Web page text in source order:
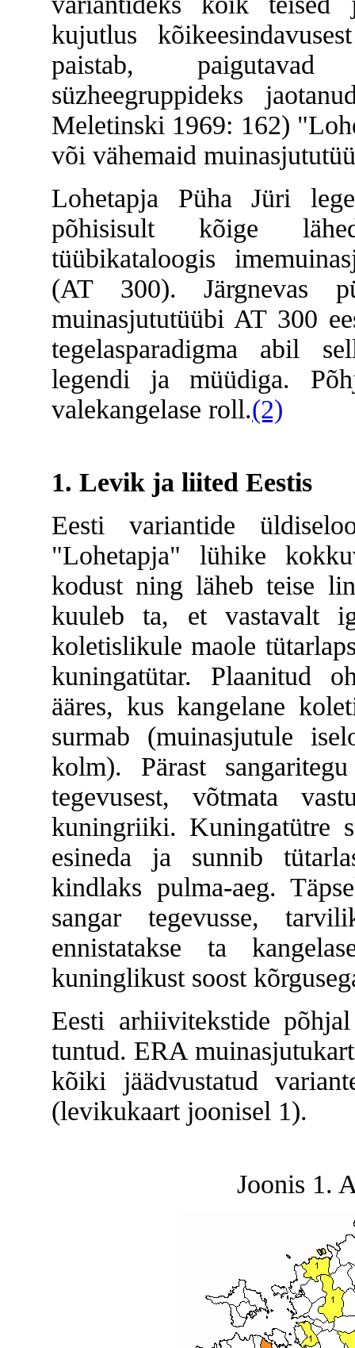
kujutlus
paistab, paigutavad
süzheegruppideks
Meletinski 1969: 162)
või vähemaid
Lohetapja Püha Jüri
põhisisult kõige
tüübikataloogis
(AT 300). Järgnevas
muinasjututüübi AT 300
tegelasparadigma abil
legendi ja müüdiga.
valekangelase roll.(2)
1. Levik ja liited Eestis
Eesti variantide
"Lohetapja" lühike
kodust ning läheb teise
kuuleb ta, et vastavalt
koletislikule maole
kuningatütar. Plaanitud
ääres, kus kangelane
surmab (muinasjutule
kolm). Pärast
tegevusest, võtmata
kuningriiki. Kuningatütre
esineda ja sunnib
kindlaks pulma-aeg.
sangar tegevusse,
ennistatakse ta
kuninglikust soost
Eesti arhiivitekstide
tuntud. ERA
kõiki jäädvustatud
(levikukaart joonisel 1).
Joonis 1.